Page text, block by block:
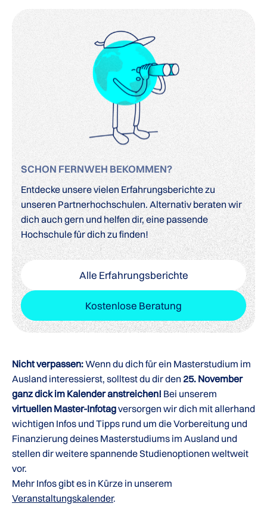
SCHON FERNWEH BEKOMMEN?
Entdecke unsere vielen Erfahrungsberichte zu
unseren Partnerhochschulen. Alternativ beraten wir
dich auch gern und helfen dir, eine passende
Hochschule für dich zu finden!
Alle Erfahrungsberichte
Kostenlose Beratung
Nicht verpassen:Wenn du dich für ein Masterstudium im
Ausland interessierst, solltest du dir den 25. November
ganz dick im Kalender anstreichen! Bei unserem
virtuellen Master-Infotagversorgen wir dich mit allerhand
wichtigen Infos und Tipps rund um die Vorbereitung und
Finanzierung deines Masterstudiums im Ausland und
stellen dir weitere spannende Studienoptionen weltweit
vor.
Mehr Infos gibt es in Kürze in unserem
Veranstaltungskalender.